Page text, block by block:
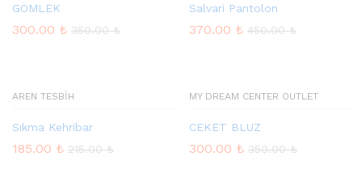
GÖMLEK
300.00 ₺ 350.00₺
Salvari Pantolon
370.00 ₺ 450.00₺
AREN TESBİH
Sıkma Kehribar
185.00 ₺ 215.00₺
MY DREAM CENTER OUTLET
CEKET BLUZ
300.00 ₺ 350.00₺